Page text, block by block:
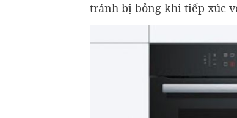
tránh bị bỏng khi tiếp xúc